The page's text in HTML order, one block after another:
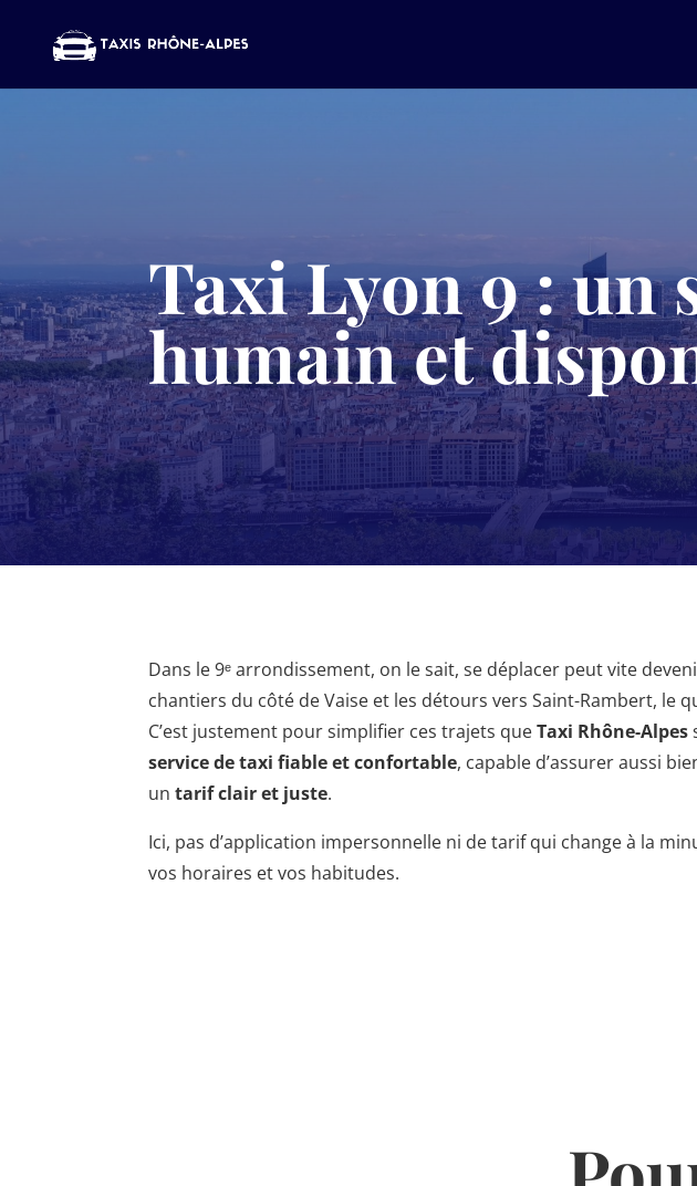
Taxi Lyon 9 : un
humain et
Dans le 9ᵉ arrondissement, on le sait, se déplacer peut vite
chantiers du côté de Vaise et les détours vers Saint-Rambert, le
C’est justement pour simplifier ces trajets queTaxi Rhône-Alpes
service de taxi fiable et confortable, capable d’assurer aussi
untarif clair et juste.
Ici, pas d’application impersonnelle ni de tarif qui change à la
vos horaires et vos habitudes.